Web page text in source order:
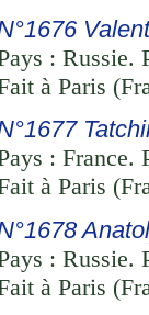
: Russie.
à Paris
: France.
à Paris
: Russie.
à Paris